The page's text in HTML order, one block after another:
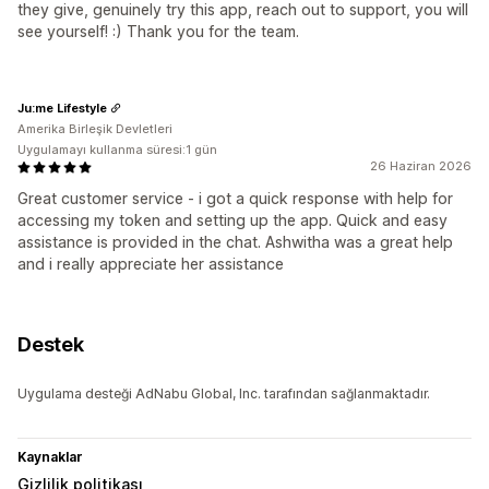
they give, genuinely try this app, reach out to support, you will
see yourself! :) Thank you for the team.
26 Haziran 2026
Great customer service - i got a quick response with help for
accessing my token and setting up the app. Quick and easy
assistance is provided in the chat. Ashwitha was a great help
and i really appreciate her assistance
Ju:me Lifestyle
Amerika Birleşik Devletleri
Uygulamayı kullanma süresi:1 gün
Destek
Uygulama desteği AdNabu Global, Inc. tarafından sağlanmaktadır.
Kaynaklar
Gizlilik politikası